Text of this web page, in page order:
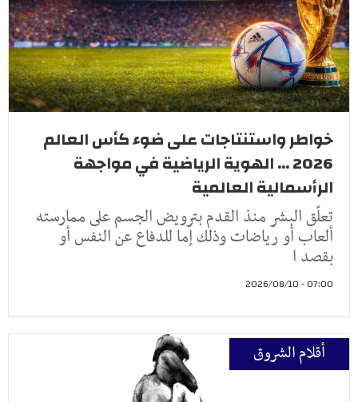
خواطر واستنتاجات على ضوء كأس العالم
2026 ... الهوية الرياضية في مواجهة
الرأسمالية العالمية
تعلّق البشر منذ القدم بترويض الجسم على ممارسته
ألعاب أو رياضات وذلك إما للدفاع عن النفس أو
بقصد ا
07:00 - 2026/08/10
أقلام الشروق